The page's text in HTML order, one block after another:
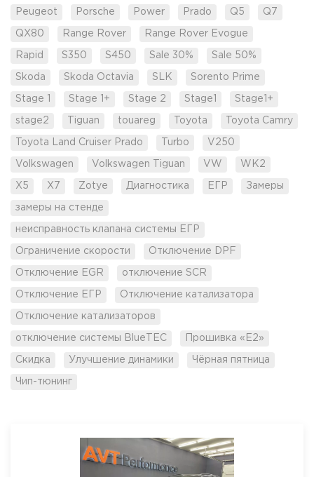
Peugeot Porsche Power Prado Q5 Q7
QX80 Range Rover Range Rover Evogue
Rapid S350 S450 Sale 30% Sale 50%
Skoda Skoda Octavia SLK Sorento Prime
Stage 1 Stage 1+ Stage 2 Stage1 Stage1+
stage2 Tiguan touareg Toyota Toyota Camry
Toyota Land Cruiser Prado Turbo V250
Volkswagen Volkswagen Tiguan VW WK2
X5 X7 Zotye Диагностика ЕГР Замеры
замеры на стенде
неисправность клапана системы ЕГР
Ограничение скорости Отключение DPF
Отключение EGR отключение SCR
Отключение ЕГР Отключение катализатора
Отключение катализаторов
отключение системы BlueTEC Прошивка «Е2»
Скидка Улучшение динамики Чёрная пятница
Чип-тюнинг